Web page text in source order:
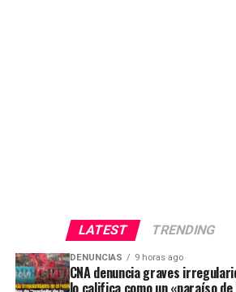
LATEST TRENDING
DENUNCIAS 9 horas ago
CNA denuncia graves
lo califica como un «paraíso